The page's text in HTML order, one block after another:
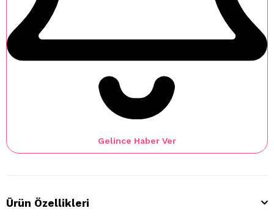
Gelince Haber Ver
Ürün Özellikleri